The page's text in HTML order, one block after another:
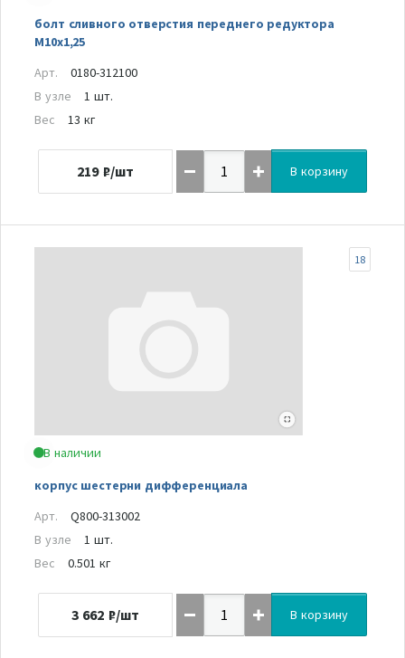
болт сливного отверстия переднего редуктора
М10х1,25
Арт.
0180-312100
В узле
1 шт.
Вес
13 кг
219 ₽/шт В корзину
В наличии
корпус шестерни дифференциала
18
Арт.
Q800-313002
В узле
1 шт.
Вес
0.501 кг
3 662 ₽/шт В корзину